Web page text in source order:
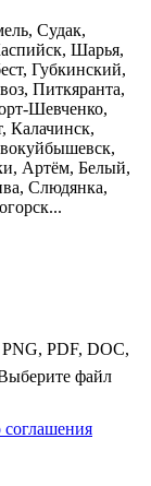
Судак,
Шарья,
Губкинский,
Питкяранта,
Шевченко,
Калачинск,
Артём, Белый,
Слюдянка,
PDF, DOC,
файл
соглашения